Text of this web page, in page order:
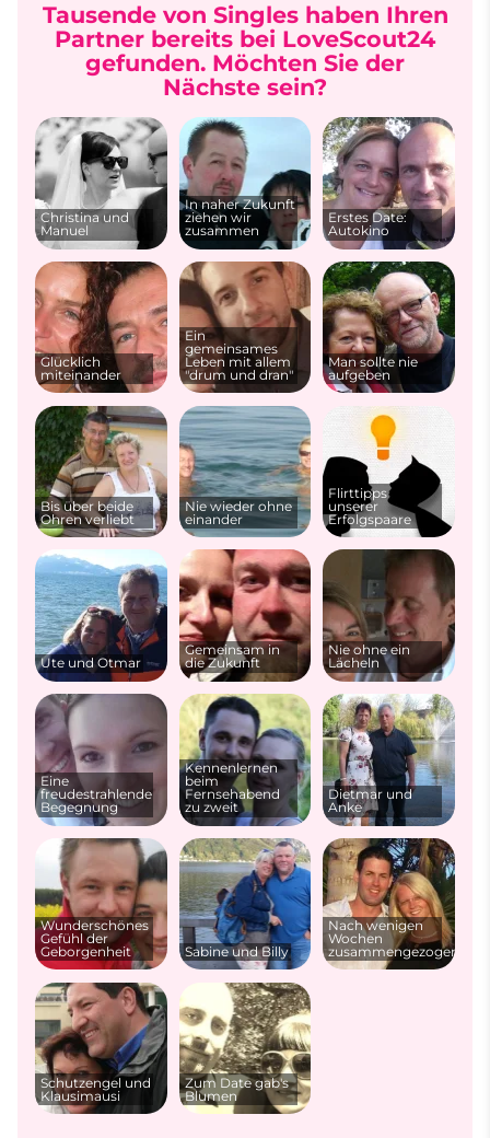
Tausende von Singles haben Ihren
Partner bereits bei LoveScout24
gefunden. Möchten Sie der
Nächste sein?
Christina und
Manuel
In naher Zukunft
ziehen wir
zusammen
Erstes Date:
Autokino
Glücklich
miteinander
Ein
gemeinsames
Leben mit allem
"drum und dran"
Man sollte nie
aufgeben
Bis über beide
Ohren verliebt
Nie wieder ohne
einander
Flirttipps
unserer
Erfolgspaare
Ute und Otmar
Gemeinsam in
die Zukunft
Nie ohne ein
Lächeln
Eine
freudestrahlende
Begegnung
Kennenlernen
beim
Fernsehabend
zu zweit
Dietmar und
Anke
Wunderschönes
Gefühl der
Geborgenheit
Sabine und Billy
Nach wenigen
Wochen
zusammengezogen
Schutzengel und
Klausimausi
Zum Date gab's
Blumen